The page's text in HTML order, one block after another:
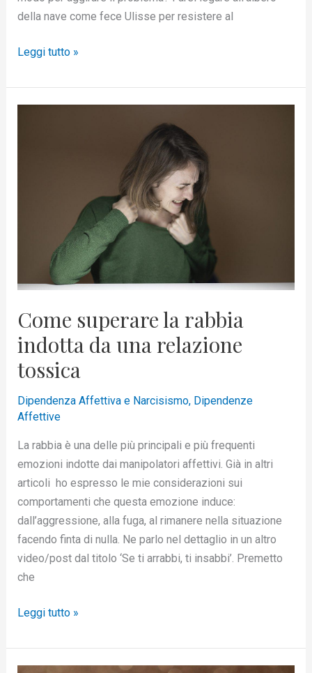
della nave come fece Ulisse per resistere al
Leggi tutto »
Come superare la rabbia
indotta da una relazione
tossica
Dipendenza Affettiva e Narcisismo, Dipendenze
Affettive
La rabbia è una delle più principali e più frequenti
emozioni indotte dai manipolatori affettivi. Già in altri
articoli ho espresso le mie considerazioni sui
comportamenti che questa emozione induce:
dall’aggressione, alla fuga, al rimanere nella situazione
facendo finta di nulla. Ne parlo nel dettaglio in un altro
video/post dal titolo ‘Se ti arrabbi, ti insabbi’. Premetto
che
relazione
tossica
Leggi tutto »